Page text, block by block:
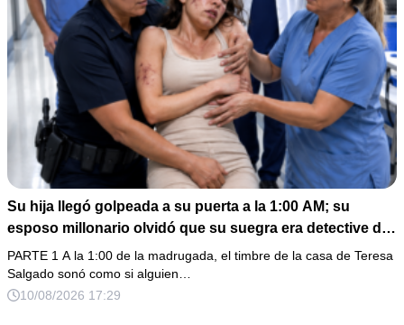
Su hija llegó golpeada a su puerta a la 1:00 AM; su
esposo millonario olvidó que su suegra era detective de
homicidios
PARTE 1 A la 1:00 de la madrugada, el timbre de la casa de Teresa
Salgado sonó como si alguien…
10/08/2026 17:29